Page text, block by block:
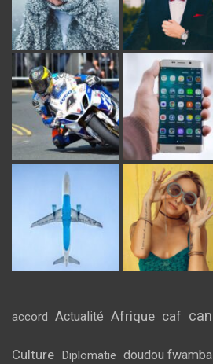
accord Actualité Afrique caf can
Culture Diplomatie doudou fwamba